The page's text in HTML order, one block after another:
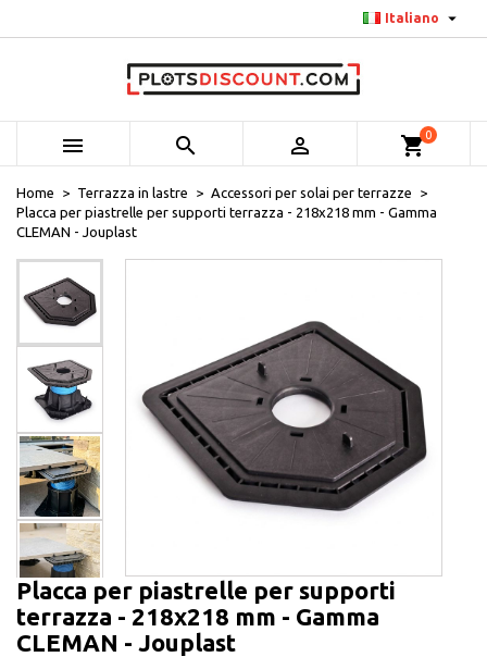
Italiano 
   shopping_cart0
Home Terrazza in lastre
Accessori per solai per terrazze
Placca per piastrelle per supporti terrazza - 218x218 mm - Gamma
CLEMAN - Jouplast
Placca per piastrelle per supporti
terrazza - 218x218 mm - Gamma
CLEMAN - Jouplast